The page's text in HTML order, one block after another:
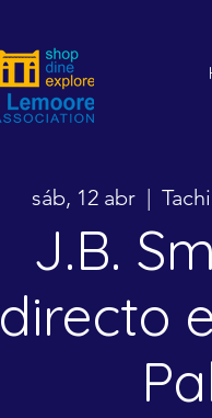
sáb, 12 abr
  |
J.B.
directo